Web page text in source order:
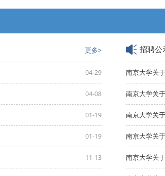
更多>
04-29
04-08
01-19
01-19
11-13
招聘公
南京大学关
南京大学关
南京大学关
南京大学关